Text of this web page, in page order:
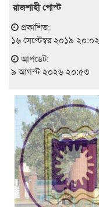
রাজশাহী পোস্ট
প্রকাশিত:
১৬ সেপ্টেম্বর ২০১৯ ২০:০২
আপডেট:
৯ আগস্ট ২০২৬ ২০:৫৩